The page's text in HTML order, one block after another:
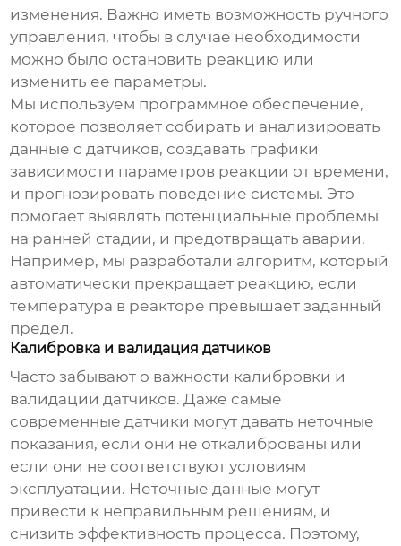
изменения. Важно иметь возможность ручного
управления, чтобы в случае необходимости
можно было остановить реакцию или
изменить ее параметры.
Мы используем программное обеспечение,
которое позволяет собирать и анализировать
данные с датчиков, создавать графики
зависимости параметров реакции от времени,
и прогнозировать поведение системы. Это
помогает выявлять потенциальные проблемы
на ранней стадии, и предотвращать аварии.
Например, мы разработали алгоритм, который
автоматически прекращает реакцию, если
температура в реакторе превышает заданный
предел.
Калибровка и валидация датчиков
Часто забывают о важности калибровки и
валидации датчиков. Даже самые
современные датчики могут давать неточные
показания, если они не откалиброваны или
если они не соответствуют условиям
эксплуатации. Неточные данные могут
привести к неправильным решениям, и
снизить эффективность процесса. Поэтому,